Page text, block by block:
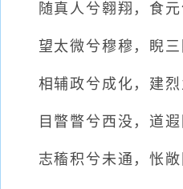
随真人兮翱翔，食元
望太微兮穆穆，睨三
相辅政兮成化，建烈
目瞥瞥兮西没，道遐
志稸积兮未通，怅敞